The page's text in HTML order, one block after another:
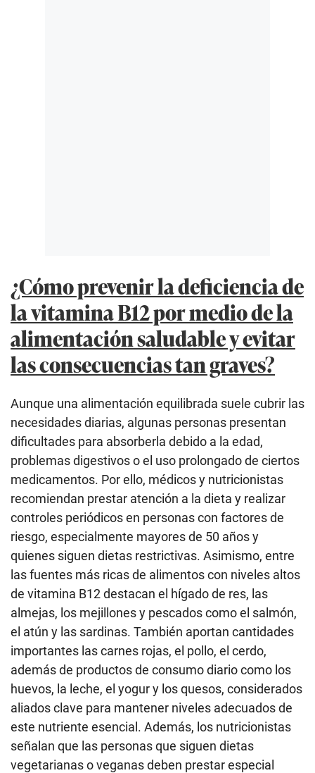
¿Cómo prevenir la deficiencia de
la vitamina B12 por medio de la
alimentación saludable y evitar
las consecuencias tan graves?
Aunque una alimentación equilibrada suele cubrir las
necesidades diarias, algunas personas presentan
dificultades para absorberla debido a la edad,
problemas digestivos o el uso prolongado de ciertos
medicamentos. Por ello, médicos y nutricionistas
recomiendan prestar atención a la dieta y realizar
controles periódicos en personas con factores de
riesgo, especialmente mayores de 50 años y
quienes siguen dietas restrictivas. Asimismo, entre
las fuentes más ricas de alimentos con niveles altos
de vitamina B12 destacan el hígado de res, las
almejas, los mejillones y pescados como el salmón,
el atún y las sardinas. También aportan cantidades
importantes las carnes rojas, el pollo, el cerdo,
además de productos de consumo diario como los
huevos, la leche, el yogur y los quesos, considerados
aliados clave para mantener niveles adecuados de
este nutriente esencial. Además, los nutricionistas
señalan que las personas que siguen dietas
vegetarianas o veganas deben prestar especial